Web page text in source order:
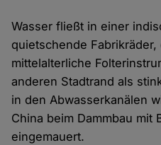
Wasser fließt in einer
quietschende
mittelalterliche
anderen Stadtrand als
in den Abwasserkanälen
China beim Dammbau mit
eingemauert.